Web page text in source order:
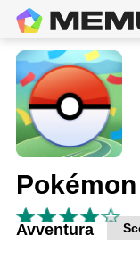
Pokémon
Avventura